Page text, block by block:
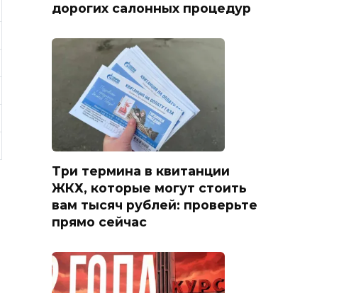
дорогих салонных процедур
Три термина в квитанции
ЖКХ, которые могут стоить
вам тысяч рублей: проверьте
прямо сейчас